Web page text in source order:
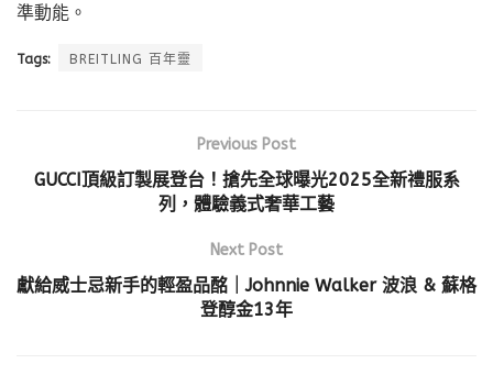
準動能。
Tags: BREITLING 百年靈
Previous Post
GUCCI頂級訂製展登台！搶先全球曝光2025全新禮服系
列，體驗義式奢華工藝
Next Post
獻給威士忌新手的輕盈品酩｜Johnnie Walker 波浪 & 蘇格
登醇金13年